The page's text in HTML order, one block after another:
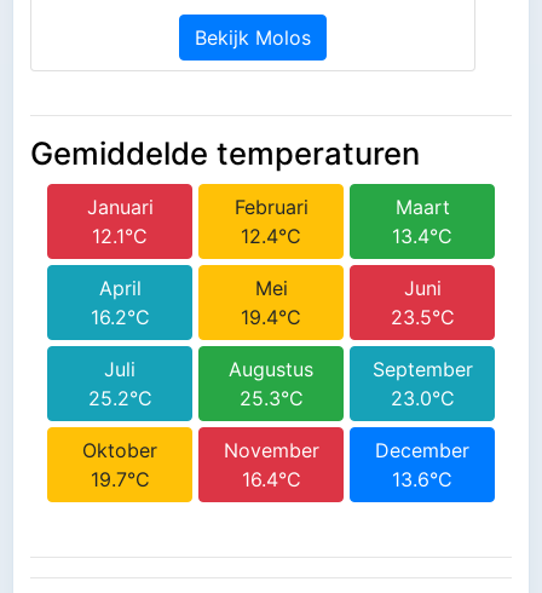
Bekijk Molos
Gemiddelde temperaturen
Januari
12.1°C
Februari
12.4°C
Maart
13.4°C
April
16.2°C
Mei
19.4°C
Juni
23.5°C
Juli
25.2°C
Augustus
25.3°C
September
23.0°C
Oktober
19.7°C
November
16.4°C
December
13.6°C